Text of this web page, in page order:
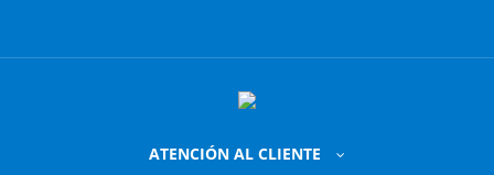
ATENCIÓN AL CLIENTE